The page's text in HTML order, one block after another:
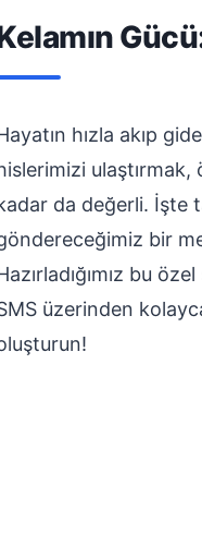
hızla akıp
da değerli. İşte
bir
bu
üzerinden